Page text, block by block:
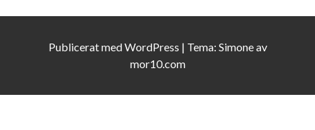
Publicerat medWordPress | Tema: Simoneav
mor10.com